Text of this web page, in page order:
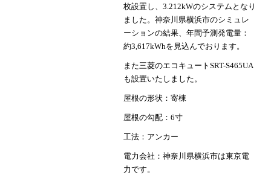
枚設置し、3.212kWのシステムとなり
ました。神奈川県横浜市のシミュレ
ーションの結果、年間予測発電量：
約3,617kWhを見込んでおります。
また三菱のエコキュートSRT-S465UA
も設置いたしました。
屋根の形状：寄棟
屋根の勾配：6寸
工法：アンカー
電力会社：神奈川県横浜市は東京電
力です。